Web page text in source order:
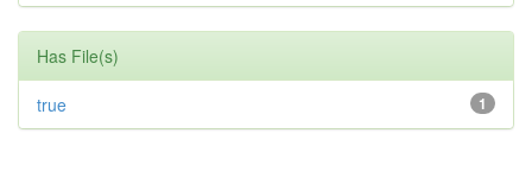
Has File(s)
1
true